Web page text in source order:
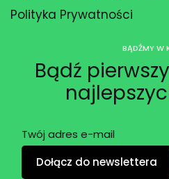
Polityka Prywatności
BĄDŹMY W
Bądź
Twój adres e-mail
Dołącz do newslettera